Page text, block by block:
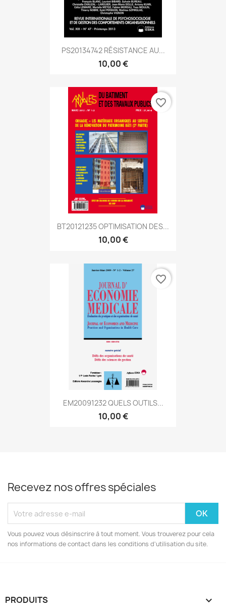
PS20134742 RÉSISTANCE AU...
10,00 €
BT20121235 OPTIMISATION DES...
10,00 €
favorite_border
EM20091232 QUELS OUTILS...
10,00 €
favorite_border
Recevez nos offres spéciales
Vous pouvez vous désinscrire à tout moment. Vous trouverez pour cela
nos informations de contact dans les conditions d'utilisation du site.
PRODUITS 